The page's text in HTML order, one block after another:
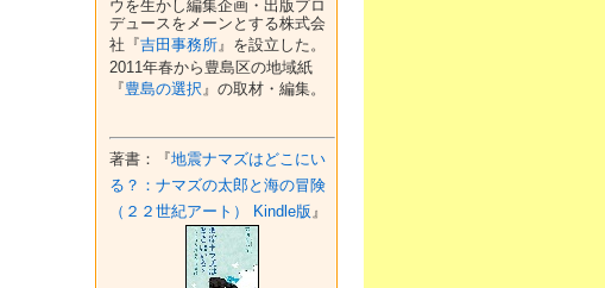
ウを生かし編集企画・出版プロ
デュースをメーンとする株式会
社『吉田事務所』を設立した。
2011年春から豊島区の地域紙
『豊島の選択』の取材・編集。
著書：『地震ナマズはどこにい
る？：ナマズの太郎と海の冒険
（２２世紀アート） Kindle版』